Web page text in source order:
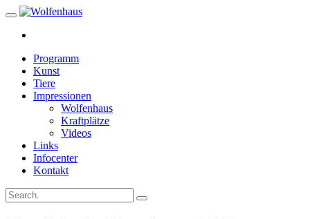
Programm
Kunst
Tiere
Impressionen
Wolfenhaus
Kraftplätze
Videos
Links
Infocenter
Kontakt